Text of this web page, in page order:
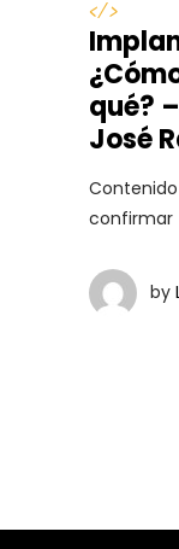
</>
qué?
José
by